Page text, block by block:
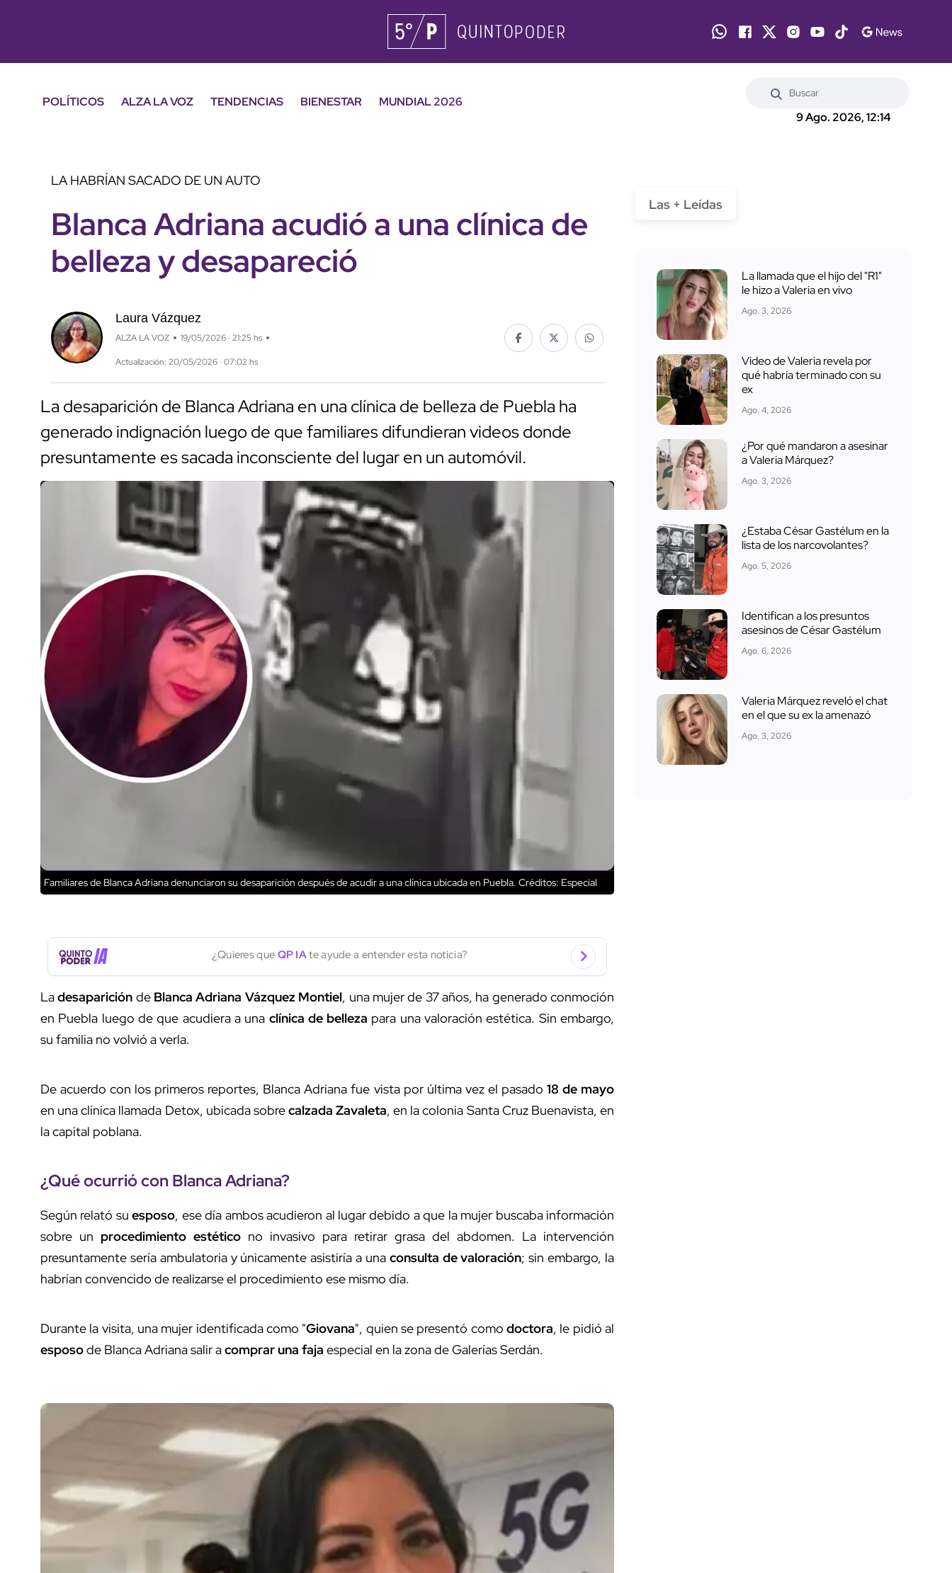
POLÍTICOS ALZA LA VOZ TENDENCIAS BIENESTAR
MUNDIAL 2026
9 Ago. 2026, 12:14
LA HABRÍAN SACADO DE UN AUTO
Blanca Adriana acudió a una clínica de
belleza y desapareció
Laura Vázquez
ALZA LA VOZ 19/05/2026 · 21:25 hs
Actualización: 20/05/2026 · 07:02 hs
La desaparición de Blanca Adriana en una clínica de belleza de Puebla ha
generado indignación luego de que familiares difundieran videos donde
presuntamente es sacada inconsciente del lugar en un automóvil.
Familiares de Blanca Adriana denunciaron su desaparición después de acudir a una clínica ubicada en Puebla. Créditos: Especial
¿Quieres que QP IAte ayude a entender esta noticia?
Ladesaparición de Blanca Adriana Vázquez Montiel, una mujer de 37 años, ha generado conmoción
en Puebla luego de que acudiera a una clínica de belleza para una valoración estética. Sin embargo,
su familia no volvió a verla.
De acuerdo con los primeros reportes, Blanca Adriana fue vista por última vez el pasado 18 de mayo
en una clínica llamada Detox, ubicada sobrecalzada Zavaleta, en la colonia Santa Cruz Buenavista, en
la capital poblana.
¿Qué ocurrió con Blanca Adriana?
Según relató suesposo, ese día ambos acudieron al lugar debido a que la mujer buscaba información
sobre un procedimiento estético no invasivo para retirar grasa del abdomen. La intervención
presuntamente sería ambulatoria y únicamente asistiría a una consulta de valoración; sin embargo, la
habrían convencido de realizarse el procedimiento ese mismo día.
Durante la visita, una mujer identificada como "Giovana", quien se presentó comodoctora, le pidió al
esposode Blanca Adriana salir acomprar una faja especial en la zona de Galerías Serdán.
Las + Leídas
La llamada que el hijo del "R1"
le hizo a Valeria en vivo
Ago. 3, 2026
Video de Valeria revela por
qué habría terminado con su
ex
Ago. 4, 2026
¿Por qué mandaron a asesinar
a Valeria Márquez?
Ago. 3, 2026
¿Estaba César Gastélum en la
lista de los narcovolantes?
Ago. 5, 2026
Identifican a los presuntos
asesinos de César Gastélum
Ago. 6, 2026
Valeria Márquez reveló el chat
en el que su ex la amenazó
Ago. 3, 2026